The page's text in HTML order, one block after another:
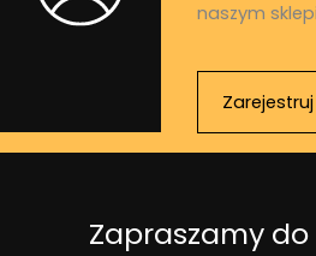
naszym
Zapraszamy